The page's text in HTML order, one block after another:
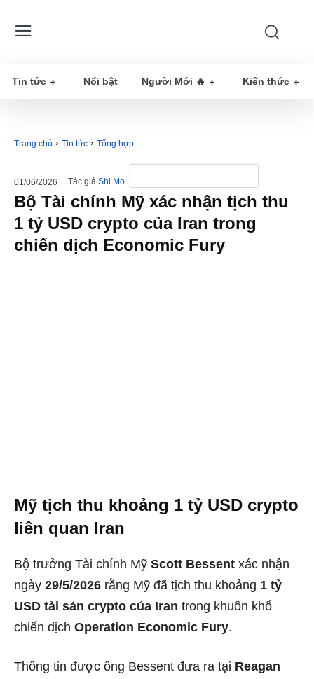
Tin tức Nổi bật Người Mới 🔥 Kiến thức
Trang chủ Tin tức Tổng hợp
01/06/2026 Tác giả Shi Mo
Bộ Tài chính Mỹ xác nhận tịch thu
1 tỷ USD crypto của Iran trong
chiến dịch Economic Fury
Mỹ tịch thu khoảng 1 tỷ USD crypto
liên quan Iran
Bộ trưởng Tài chính Mỹ Scott Bessent xác nhận
ngày 29/5/2026 rằng Mỹ đã tịch thu khoảng 1 tỷ
USD tài sản crypto của Iran trong khuôn khổ
chiến dịch Operation Economic Fury.
Thông tin được ông Bessent đưa ra tại Reagan